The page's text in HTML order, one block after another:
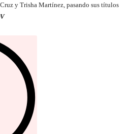
y Trisha Martínez, pasando sus títulos